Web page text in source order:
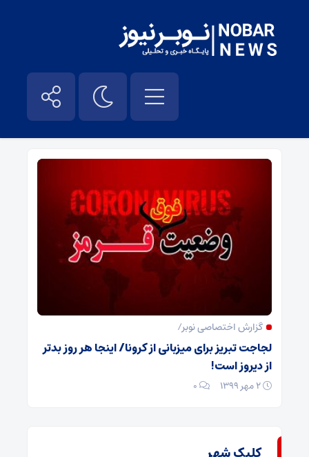
بازگشایی مدارس کرونایی – نوبر نیوز
گزارش اختصاصی نوبر/
لجاجت تبریز برای میزبانی از کرونا/ اینجا هر روز بدتر
از دیروز است!
۰